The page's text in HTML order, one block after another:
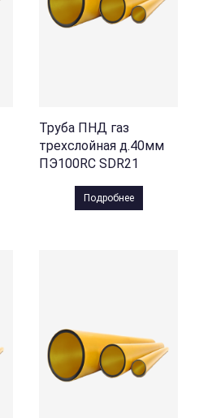
Труба ПНД газ
трехслойная д.40мм
ПЭ100RC SDR21
Подробнее